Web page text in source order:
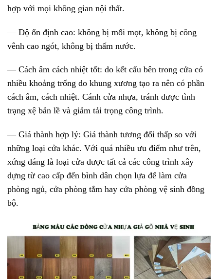
hợp với mọi không gian nội thất.
— Độ ổn định cao: không bị mối mọt, không bị công
vênh cao ngót, không bị thấm nước.
— Cách âm cách nhiệt tốt: do kết cấu bên trong cửa có
nhiều khoảng trống do khung xương tạo ra nên có phần
cách âm, cách nhiệt. Cánh cửa nhựa, tránh được tình
trạng xệ bản lề và giảm tải trọng công trình.
— Giá thành hợp lý: Giá thành tương đối thấp so với
những loại cửa khác. Với quá nhiều ưu điểm như trên,
xứng đáng là loại cửa được tất cả các công trình xây
dựng từ cao cấp đến bình dân chọn lựa để làm cửa
phòng ngủ, cửa phòng tắm hay cửa phòng vệ sinh đồng
bộ.